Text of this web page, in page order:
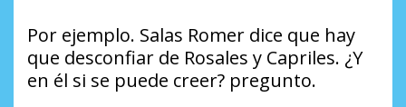
Por ejemplo. Salas Romer dice que hay
que desconfiar de Rosales y Capriles. ¿Y
en él si se puede creer? pregunto.